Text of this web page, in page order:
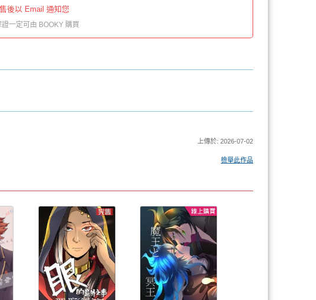
後以 Email 通知您
一定可由 BOOKY 購買
上傳於: 2026-07-02
檢舉此作品